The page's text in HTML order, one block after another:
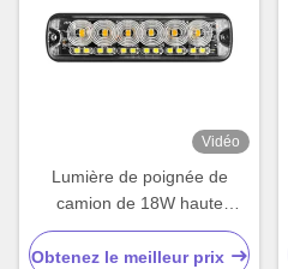
Vidéo
Lumière de poignée de
camion de 18W haute
luminosité LED Grille
Lumières de poignée IP67
Obtenez le meilleur prix